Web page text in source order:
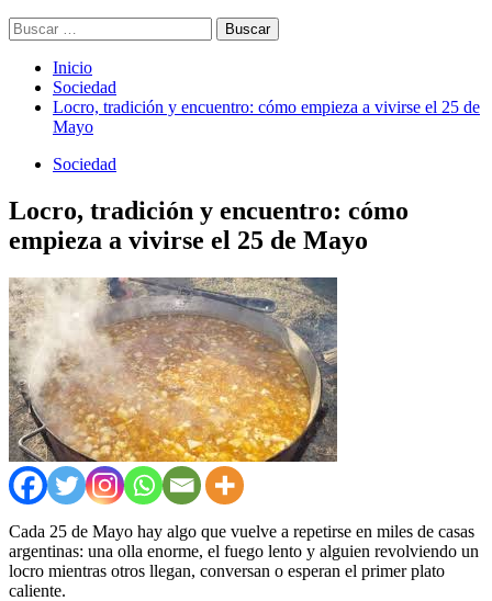
Buscar:
Inicio
Sociedad
Locro, tradición y encuentro: cómo empieza a vivirse el 25 de
Mayo
Sociedad
Locro, tradición y encuentro: cómo
empieza a vivirse el 25 de Mayo
Cada 25 de Mayo hay algo que vuelve a repetirse en miles de casas
argentinas: una olla enorme, el fuego lento y alguien revolviendo un
locro mientras otros llegan, conversan o esperan el primer plato
caliente.